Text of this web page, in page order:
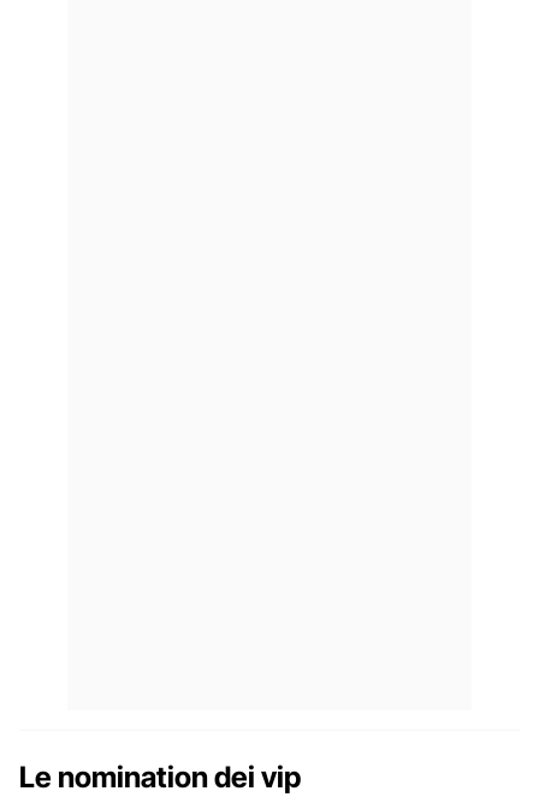
Le nomination dei vip